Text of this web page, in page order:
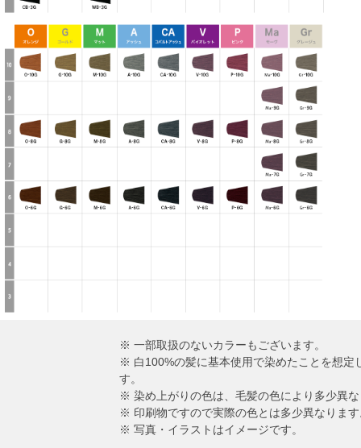
※ 一部取扱のないカラーもございます。
※ 白100%の髪に基本使用で染めたことを想定
す。
※ 染め上がりの色は、毛髪の色により多少異
※ 印刷物ですので実際の色とは多少異なりま
※ 写真・イラストはイメージです。